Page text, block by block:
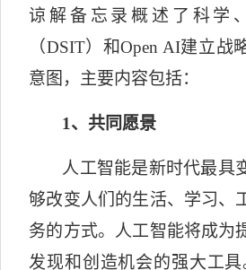
谅解备忘录概述了科学
（DSIT）和Open AI建立战
意图，主要内容包括：
1、共同愿景
人工智能是新时代最具
够改变人们的生活、学习、
务的方式。人工智能将成为
发现和创造机会的强大工具